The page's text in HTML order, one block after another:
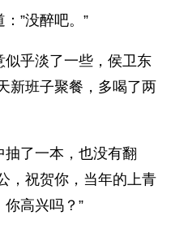
”没醉吧。”
乎淡了一些，侯卫东
新班子聚餐，多喝了两
了一本，也没有翻
，祝贺你，当年的上青
高兴吗？”